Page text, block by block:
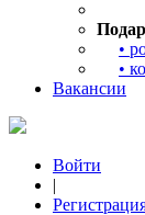
•
•
Вакансии
Войти
|